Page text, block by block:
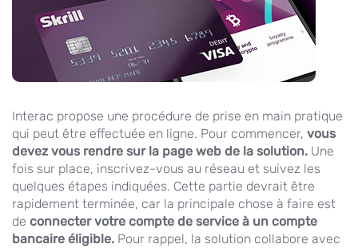
Interac propose une procédure de prise en main pratique
qui peut être effectuée en ligne. Pour commencer, vous
devez vous rendre sur la page web de la solution. Une
fois sur place, inscrivez-vous au réseau et suivez les
quelques étapes indiquées. Cette partie devrait être
rapidement terminée, car la principale chose à faire est
de connecter votre compte de service à un compte
bancaire éligible. Pour rappel, la solution collabore avec